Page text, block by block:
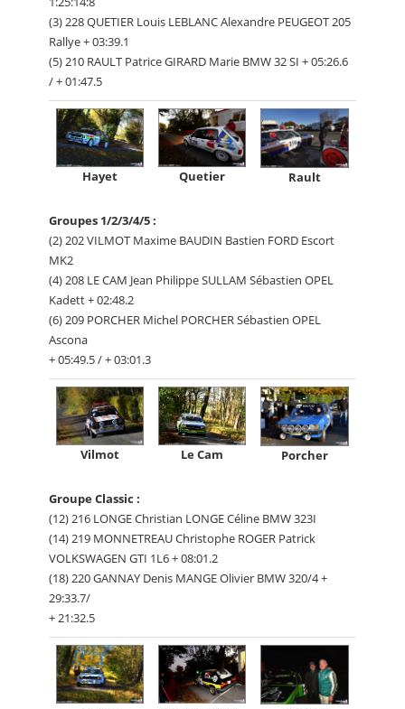
(3) 228 QUETIER Louis LEBLANC Alexandre PEUGEOT 205
Rallye + 03:39.1
(5) 210 RAULT Patrice GIRARD Marie BMW 32 SI + 05:26.6
/ + 01:47.5
Hayet Quetier Rault
Groupes 1/2/3/4/5 :
(2) 202 VILMOT Maxime BAUDIN Bastien FORD Escort
MK2
(4) 208 LE CAM Jean Philippe SULLAM Sébastien OPEL
Kadett + 02:48.2
(6) 209 PORCHER Michel PORCHER Sébastien OPEL
Ascona
+ 05:49.5 / + 03:01.3
Vilmot Le Cam Porcher
Groupe Classic :
(12) 216 LONGE Christian LONGE Céline BMW 323I
(14) 219 MONNETREAU Christophe ROGER Patrick
VOLKSWAGEN GTI 1L6 + 08:01.2
(18) 220 GANNAY Denis MANGE Olivier BMW 320/4 +
29:33.7/
+ 21:32.5